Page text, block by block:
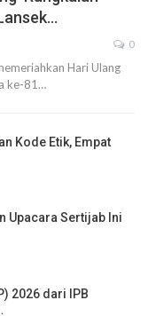
0
Hari Ulang
ke-81…
Kode Etik, Empat
Upacara Sertijab Ini
2026 dari IPB